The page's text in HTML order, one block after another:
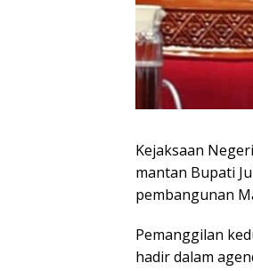
Kejaksaan
mantan Bupati
pembangunan
Pemanggilan
hadir dalam